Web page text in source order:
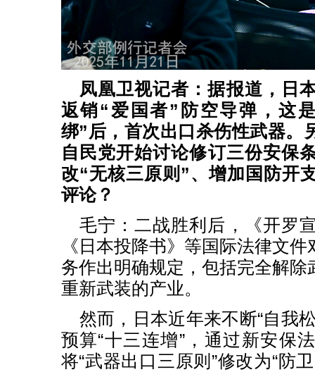
凤凰卫视记者：据报道，日
返销“爱国者”防空导弹，这
绑”后，首次出口杀伤性武器。
自民党开始讨论修订三份安保
改“无核三原则”、增加国防开
评论？
毛宁：二战胜利后，《开罗
《日本投降书》等国际法律文
务作出明确规定，包括完全解除
重新武装的产业。
然而，日本近年来不断“自我
预算“十三连增”，通过新安保
将“武器出口三原则”修改为“防